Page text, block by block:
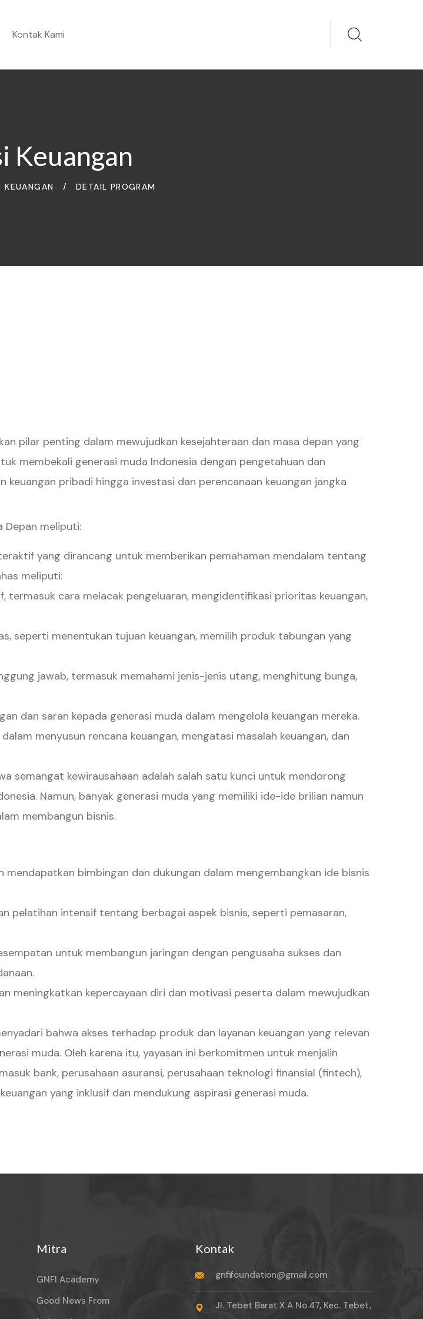
Kontak Kami
Keuangan
KEUANGAN / DETAIL PROGRAM
pilar penting dalam mewujudkan kesejahteraan dan masa depan yang
membekali generasi muda Indonesia dengan pengetahuan dan
pribadi hingga investasi dan perencanaan keuangan jangka
Depan meliputi:
yang dirancang untuk memberikan pemahaman mendalam tentang
meliputi:
termasuk cara melacak pengeluaran, mengidentifikasi prioritas keuangan,
seperti menentukan tujuan keuangan, memilih produk tabungan yang
jawab, termasuk memahami jenis-jenis utang, menghitung bunga,
dan saran kepada generasi muda dalam mengelola keuangan mereka.
menyusun rencana keuangan, mengatasi masalah keuangan, dan
semangat kewirausahaan adalah salah satu kunci untuk mendorong
Namun, banyak generasi muda yang memiliki ide-ide brilian namun
membangun bisnis.
mendapatkan bimbingan dan dukungan dalam mengembangkan ide bisnis
pelatihan intensif tentang berbagai aspek bisnis, seperti pemasaran,
untuk membangun jaringan dengan pengusaha sukses dan
meningkatkan kepercayaan diri dan motivasi peserta dalam mewujudkan
bahwa akses terhadap produk dan layanan keuangan yang relevan
muda. Oleh karena itu, yayasan ini berkomitmen untuk menjalin
bank, perusahaan asuransi, perusahaan teknologi finansial (fintech),
yang inklusif dan mendukung aspirasi generasi muda.
Mitra
GNFI Academy
Good News From
Kontak
gnfifoundation@gmail.com
Jl. Tebet Barat X A No.47, Kec. Tebet,